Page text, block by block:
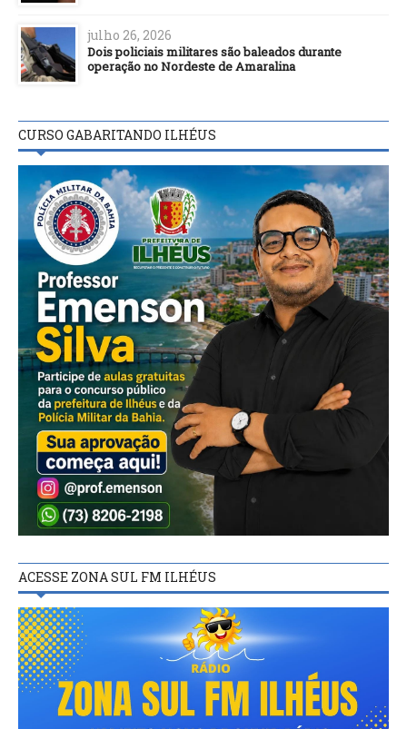
julho 26, 2026
Dois policiais militares são baleados durante
operação no Nordeste de Amaralina
CURSO GABARITANDO ILHÉUS
ACESSE ZONA SUL FM ILHÉUS